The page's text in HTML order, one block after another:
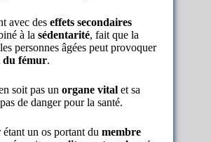
avec des effets secondaires
à la sédentarité, fait que la
personnes âgées peut provoquer
du fémur.
soit pas un organe vital et sa
de danger pour la santé.
un os portant du membre